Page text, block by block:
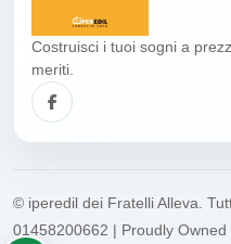
Costruisci i tuoi sogni a
meriti.
© iperedil dei Fratelli Alleva.
01458200662 | Proudly Owned